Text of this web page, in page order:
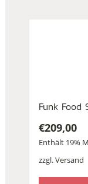
Funk
€209,00
Enthält 19%
zzgl.Versand